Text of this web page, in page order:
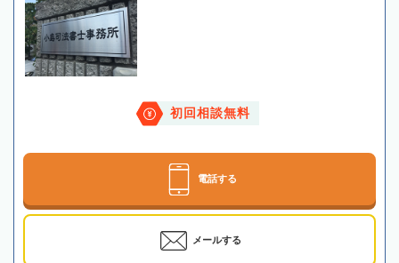
初回相談無料
電話する
メールする